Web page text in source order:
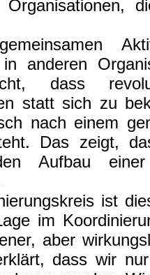
Organisationen,
anderen
dass
statt sich zu
nach einem
Das zeigt,
Aufbau einer
ist
im
aber
dass wir